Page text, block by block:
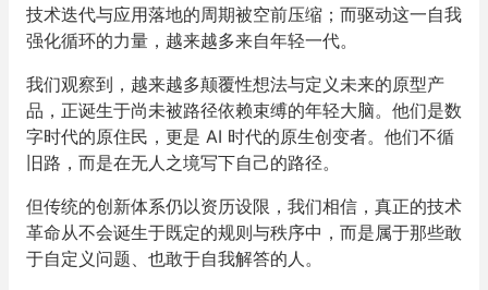
技术迭代与应用落地的周期被空前压缩；而驱动这一自我
强化循环的力量，越来越多来自年轻一代。
我们观察到，越来越多颠覆性想法与定义未来的原型产
品，正诞生于尚未被路径依赖束缚的年轻大脑。他们是数
字时代的原住民，更是 AI 时代的原生创变者。他们不循
旧路，而是在无人之境写下自己的路径。
但传统的创新体系仍以资历设限，我们相信，真正的技术
革命从不会诞生于既定的规则与秩序中，而是属于那些敢
于自定义问题、也敢于自我解答的人。